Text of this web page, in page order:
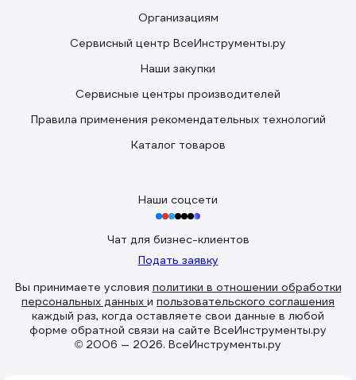
Организациям
Сервисный центр ВсеИнструменты.ру
Наши закупки
Сервисные центры производителей
Правила применения рекомендательных технологий
Каталог товаров
Наши соцсети
Чат для бизнес-клиентов
Подать заявку
Вы принимаете условия политики в отношении обработки
персональных данных и пользовательского соглашения
каждый раз, когда оставляете свои данные в любой
форме обратной связи на сайте ВсеИнструменты.ру
© 2006 — 2026. ВсеИнструменты.ру